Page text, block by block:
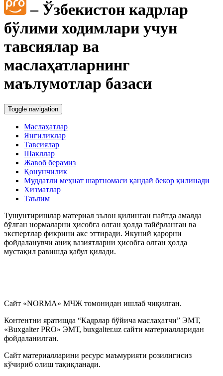
– Ўзбекистон кадрлар
бўлими ходимлари учун
тавсиялар ва
маслаҳатларнинг
маълумотлар базаси
Toggle navigation
Маслаҳатлар
Янгиликлар
Тавсиялар
Шакллар
Жавоб берамиз
Қонунчилик
Муддатли меҳнат шартномаси қандай бекор қилинади
Хизматлар
Таълим
Тушунтиришлар материал эълон қилинган пайтда амалда
бўлган нормаларни ҳисобга олган ҳолда тайёрланган ва
экспертлар фикрини акс эттиради. Якуний қарорни
фойдаланувчи аниқ вазиятларни ҳисобга олган ҳолда
мустақил равишда қабул қилади.
Сайт «NORMA» МЧЖ томонидан ишлаб чиқилган.
Контентни яратишда “Кадрлар бўйича маслаҳатчи” ЭМТ,
«Buxgalter PRO» ЭМТ, buxgalter.uz сайти материалларидан
фойдаланилган.
Сайт материалларини ресурс маъмурияти розилигисиз
кўчириб олиш тақиқланади.